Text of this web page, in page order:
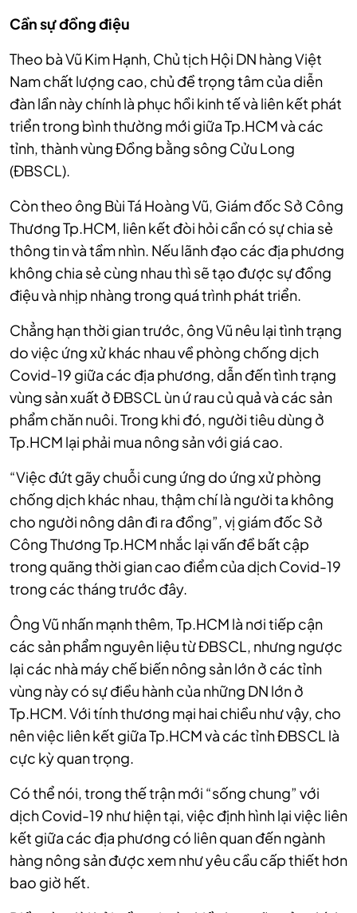
Cần sự đồng điệu
Theo bà Vũ Kim Hạnh, Chủ tịch Hội DN hàng Việt
Nam chất lượng cao, chủ đề trọng tâm của diễn
đàn lần này chính là phục hồi kinh tế và liên kết phát
triển trong bình thường mới giữa Tp.HCM và các
tỉnh, thành vùng Đồng bằng sông Cửu Long
(ĐBSCL).
Còn theo ông Bùi Tá Hoàng Vũ, Giám đốc Sở Công
Thương Tp.HCM, liên kết đòi hỏi cần có sự chia sẻ
thông tin và tầm nhìn. Nếu lãnh đạo các địa phương
không chia sẻ cùng nhau thì sẽ tạo được sự đồng
điệu và nhịp nhàng trong quá trình phát triển.
Chẳng hạn thời gian trước, ông Vũ nêu lại tình trạng
do việc ứng xử khác nhau về phòng chống dịch
Covid-19 giữa các địa phương, dẫn đến tình trạng
vùng sản xuất ở ĐBSCL ùn ứ rau củ quả và các sản
phẩm chăn nuôi. Trong khi đó, người tiêu dùng ở
Tp.HCM lại phải mua nông sản với giá cao.
“Việc đứt gãy chuỗi cung ứng do ứng xử phòng
chống dịch khác nhau, thậm chí là người ta không
cho người nông dân đi ra đồng”, vị giám đốc Sở
Công Thương Tp.HCM nhắc lại vấn đề bất cập
trong quãng thời gian cao điểm của dịch Covid-19
trong các tháng trước đây.
Ông Vũ nhấn mạnh thêm, Tp.HCM là nơi tiếp cận
các sản phẩm nguyên liệu từ ĐBSCL, nhưng ngược
lại các nhà máy chế biến nông sản lớn ở các tỉnh
vùng này có sự điều hành của những DN lớn ở
Tp.HCM. Với tính thương mại hai chiều như vậy, cho
nên việc liên kết giữa Tp.HCM và các tỉnh ĐBSCL là
cực kỳ quan trọng.
Có thể nói, trong thế trận mới “sống chung” với
dịch Covid-19 như hiện tại, việc định hình lại việc liên
kết giữa các địa phương có liên quan đến ngành
hàng nông sản được xem như yêu cầu cấp thiết hơn
bao giờ hết.